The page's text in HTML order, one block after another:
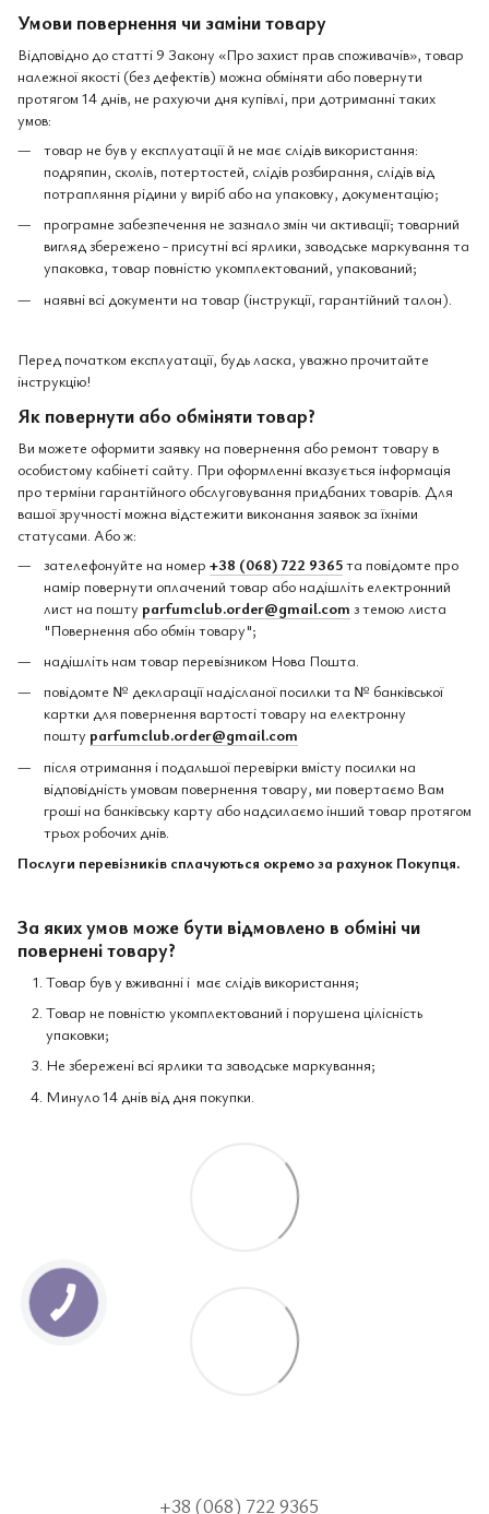
Умови повернення чи заміни товару
Відповідно до статті 9 Закону «Про захист прав споживачів», товар
належної якості (без дефектів) можна обміняти або повернути
протягом 14 днів, не рахуючи дня купівлі, при дотриманні таких
умов:
товар не був у експлуатації й не має слідів використання:
подряпин, сколів, потертостей, слідів розбирання, слідів від
потрапляння рідини у виріб або на упаковку, документацію;
програмне забезпечення не зазнало змін чи активації; товарний
вигляд збережено - присутні всі ярлики, заводське маркування та
упаковка, товар повністю укомплектований, упакований;
наявні всі документи на товар (інструкції, гарантійний талон).
Перед початком експлуатації, будь ласка, уважно прочитайте
інструкцію!
Як повернути або обміняти товар?
Ви можете оформити заявку на повернення або ремонт товару в
особистому кабінеті сайту. При оформленні вказується інформація
про терміни гарантійного обслуговування придбаних товарів. Для
вашої зручності можна відстежити виконання заявок за їхніми
статусами. Або ж:
зателефонуйте на номер +38 (068) 722 9365та повідомте про
намір повернути оплачений товар або надішліть електронний
лист на пошту parfumclub.order@gmail.com з темою листа
"Повернення або обмін товару";
надішліть нам товар перевізником Нова Пошта.
повідомте № декларації надісланої посилки та № банківської
картки для повернення вартості товару на електронну
пошту parfumclub.order@gmail.com
після отримання і подальшої перевірки вмісту посилки на
відповідність умовам повернення товару, ми повертаємо Вам
гроші на банківську карту або надсилаємо інший товар протягом
трьох робочих днів.
Послуги перевізників сплачуються окремо за рахунок Покупця.
За яких умов може бути відмовлено в обміні чи
повернені товару?
Товар був у вживанні і має слідів використання;
Товар не повністю укомплектований і порушена цілісність
упаковки;
Не збережені всі ярлики та заводське маркування;
Минуло 14 днів від дня покупки.
+38 (068) 722 9365